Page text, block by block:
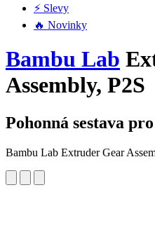
⚡ Slevy
🔥 Novinky
Bambu Lab
Assembly, P2S
Pohonná sestava
Bambu Lab Extruder Gear